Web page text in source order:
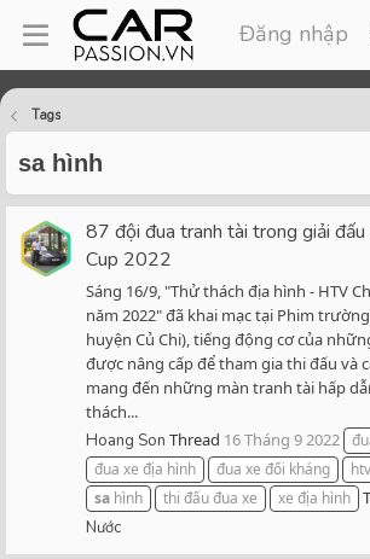
Đăng nhập
Tags
sa hình
87 đội đua tranh tài trong giải
Cup 2022
Sáng 16/9, "Thử thách địa hình - HTV
năm 2022" đã khai mạc tại Phim
huyện Củ Chi), tiếng động cơ của
được nâng cấp để tham gia thi đấu và
mang đến những màn tranh tài hấp
thách...
Hoang Son Thread 16 Tháng 9 2022
đua xe địa hình
đua xe đối kháng
sa hình thi đấu đua xe xe địa hình
Nước